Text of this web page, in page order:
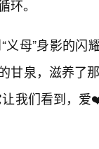
。
母”身影的闪
甘泉，滋养了
我们看到，